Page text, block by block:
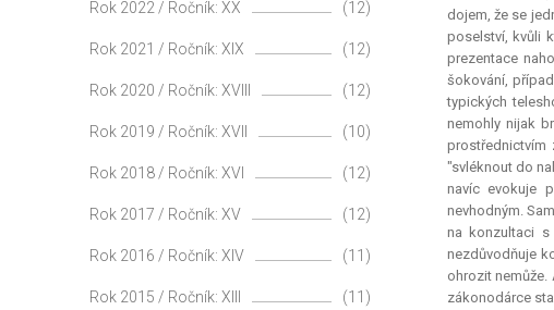
dojem, že se
poselství, kvůli
prezentace
šokování,
typických
nemohly nijak
prostřednictvím
"svléknout do
navíc evokuje
nevhodným.
na konzultaci s
nezdůvodňuje
ohrozit
zákonodárce
Rok 2022 / Ročník: XX (12)
Rok 2021 / Ročník: XIX (12)
Rok 2020 / Ročník: XVIII (12)
Rok 2019 / Ročník: XVII (10)
Rok 2018 / Ročník: XVI (12)
Rok 2017 / Ročník: XV (12)
Rok 2016 / Ročník: XIV (11)
Rok 2015 / Ročník: XIII (11)